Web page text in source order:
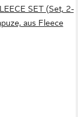
SET (Set, 2-
aus Fleece